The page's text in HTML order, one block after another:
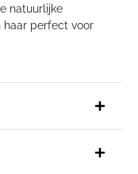
natuurlijke
haar perfect voor